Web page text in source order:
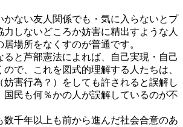
かない友人関係でも・気に入らないとプ
力しないどころか妨害に精出すような人
場所をなくすのが普通です。
ると芦部憲法によれば、自己実現・自己
で、これを図式的理解する人たちは、
妨害行為？）をしても許されると誤解し
国民も何％かの人が誤解しているのが不
数千年以上も前から進んだ社会合意のあ